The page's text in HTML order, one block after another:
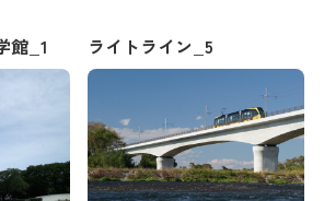
館_1 ライトライン_5